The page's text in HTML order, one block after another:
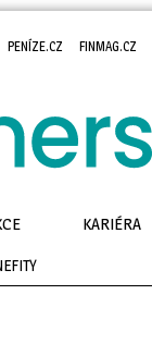
PENÍZE.CZ FINMAG.CZ
KARIÉRA